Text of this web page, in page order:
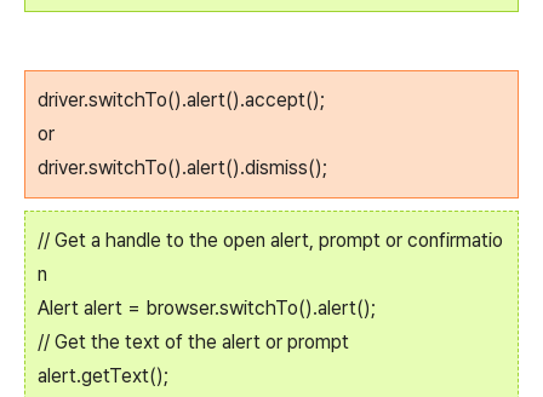
driver.switchTo().alert().accept();
or
driver.switchTo().alert().dismiss();
// Get a handle to the open alert, prompt or confirmatio
n
Alert alert = browser.switchTo().alert();
// Get the text of the alert or prompt
alert.getText();